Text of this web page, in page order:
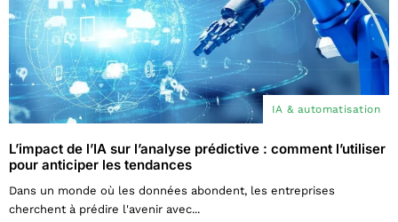
IA & automatisation
L’impact de l’IA sur l’analyse prédictive : comment l’utiliser
pour anticiper les tendances
Dans un monde où les données abondent, les entreprises
cherchent à prédire l'avenir avec...